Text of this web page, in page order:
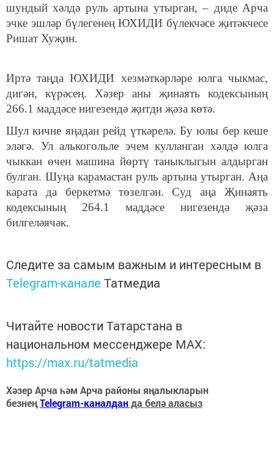
шундый хәлдә руль артына утырган, – диде Арча
эчке эшләр бүлегенең ЮХИДИ бүлекчәсе җитәкчесе
Ришат Хуҗин.
Иртә таңда ЮХИДИ хезмәткәрләре юлга чыкмас,
дигән, күрәсең. Хәзер аны җинаять кодексының
266.1 маддәсе нигезендә җитди җәза көтә.
Шул кичне яңадан рейд үткәрелә. Бу юлы бер кеше
эләгә. Ул алькогольле эчем кулланган хәлдә юлга
чыккан өчен машина йөртү таныклыгын алдырган
булган. Шуңа карамастан руль артына утырган. Аңа
карата да беркетмә төзелгән. Суд аңа Җинаять
кодексының 264.1 маддәсе нигезендә җәза
билгеләячәк.
Следите за самым важным и интересным в
Telegram-канале Татмедиа
Читайте новости Татарстана в
национальном мессенджере MАХ:
https://max.ru/tatmedia
Хәзер Арча һәм Арча районы яңалыкларын
безнеңTelegram-каналданда белә аласыз